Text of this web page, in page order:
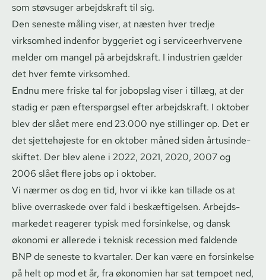
som støvsuger arbejdskraft til sig.
Den seneste måling viser, at næsten hver tredje
virksomhed indenfor byggeriet og i ser­vi­ce­er­hver­ve­ne
melder om mangel på arbejdskraft. I industrien gælder
det hver femte virksomhed.
Endnu mere friske tal for jobopslag viser i tillæg, at der
stadig er pæn efterspørgsel efter arbejdskraft. I oktober
blev der slået mere end 23.000 nye stillinger op. Det er
det sjettehøjeste for en oktober måned siden årtu­sin­de­
skif­tet. Der blev alene i 2022, 2021, 2020, 2007 og
2006 slået flere jobs op i oktober.
Vi nærmer os dog en tid, hvor vi ikke kan tillade os at
blive overraskede over fald i beskæftigelsen. Ar­bejds­
mar­ke­det reagerer typisk med forsinkelse, og dansk
økonomi er allerede i teknisk recession med faldende
BNP de seneste to kvartaler. Der kan være en forsinkelse
på helt op mod et år, fra økonomien har sat tempoet ned,